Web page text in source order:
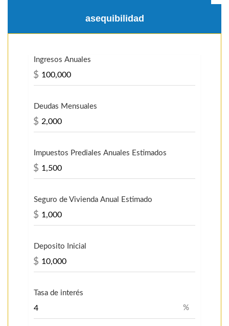
asequibilidad
Ingresos Anuales
$
Deudas Mensuales
$
Impuestos Prediales Anuales Estimados
$
Seguro de Vivienda Anual Estimado
$
Deposito Inicial
$
Tasa de interés
%